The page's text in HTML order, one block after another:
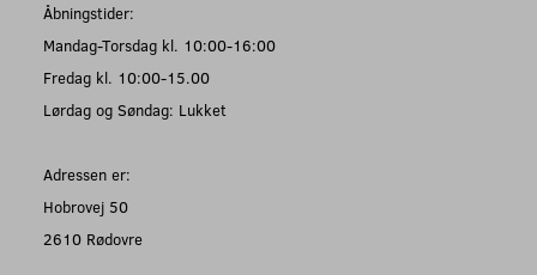
Åbningstider:
Mandag-Torsdag kl. 10:00-16:00
Fredag kl. 10:00-15.00
Lørdag og Søndag: Lukket
Adressen er:
Hobrovej 50
2610 Rødovre